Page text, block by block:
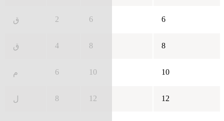
ق 2 6 6
ق 4 8 8
م 6 10 10
ل 8 12 12